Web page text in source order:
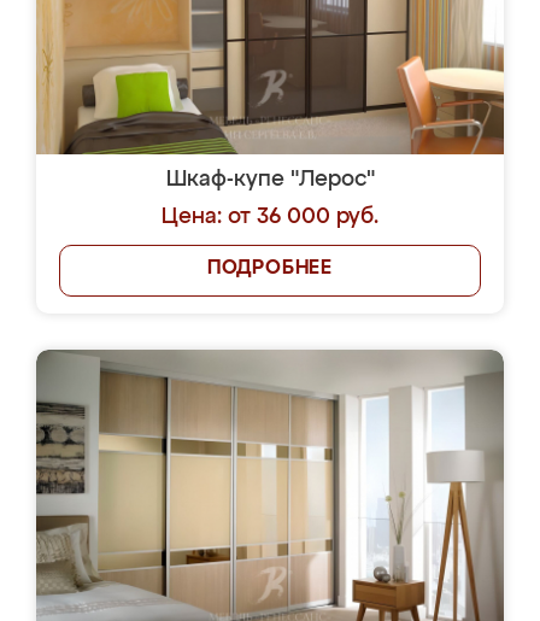
Шкаф-купе "Лерос"
Цена: от 36 000 руб.
ПОДРОБНЕЕ